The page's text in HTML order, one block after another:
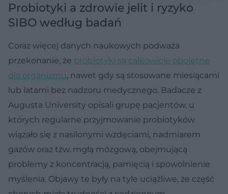
Probiotyki a zdrowie jelit i ryzyko
SIBO według badań
Coraz więcej danych naukowych podważa
przekonanie, że probiotyki są całkowicie obojętne
dla organizmu, nawet gdy są stosowane miesiącami
lub latami bez nadzoru medycznego. Badacze z
Augusta University opisali grupę pacjentów, u
których regularne przyjmowanie probiotyków
wiązało się z nasilonymi wzdęciami, nadmiarem
gazów oraz tzw. mgłą mózgową, obejmującą
problemy z koncentracją, pamięcią i spowolnienie
myślenia. Objawy te były na tyle uciążliwe, że część